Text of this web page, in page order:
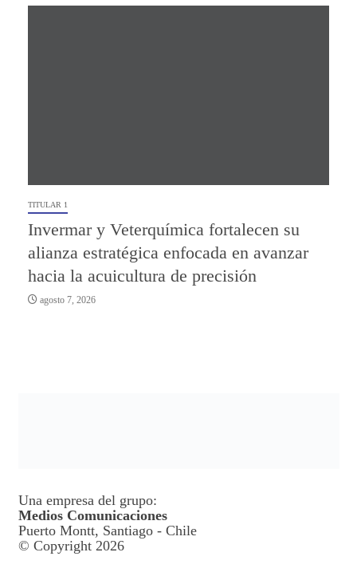
TITULAR 1
Invermar y Veterquímica fortalecen su
alianza estratégica enfocada en avanzar
hacia la acuicultura de precisión
agosto 7, 2026
Una empresa del grupo:
Medios Comunicaciones
Puerto Montt, Santiago - Chile
© Copyright 2026